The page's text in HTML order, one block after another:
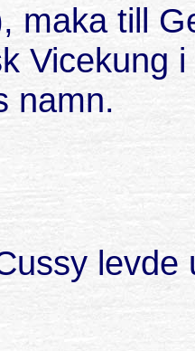
maka till
Vicekung
namn.